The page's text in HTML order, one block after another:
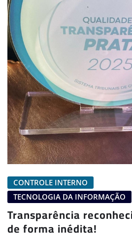
CONTROLE INTERNO
TECNOLOGIA DA INFORMAÇÃO
Transparência
de forma inédita!